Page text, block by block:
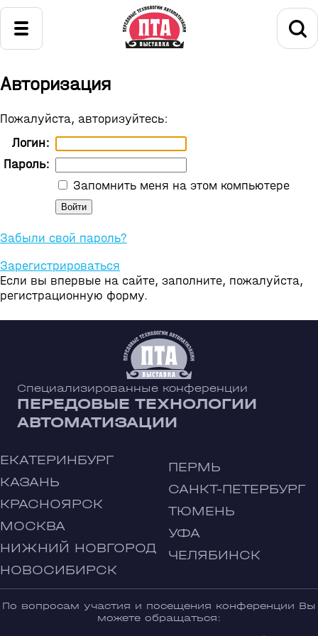
Авторизация
Пожалуйста, авторизуйтесь:
Логин:
Пароль:
Запомнить меня на этом компьютере
Забыли свой пароль?
Зарегистрироваться
Если вы впервые на сайте, заполните, пожалуйста,
регистрационную форму.
Специализированные конференции
ПЕРЕДОВЫЕ ТЕХНОЛОГИИ
АВТОМАТИЗАЦИИ
ЕКАТЕРИНБУРГ
КАЗАНЬ
КРАСНОЯРСК
МОСКВА
НИЖНИЙ НОВГОРОД
НОВОСИБИРСК
ПЕРМЬ
САНКТ-ПЕТЕРБУРГ
ТЮМЕНЬ
УФА
ЧЕЛЯБИНСК
По вопросам участия и посещения конференции Вы
можете обращаться: